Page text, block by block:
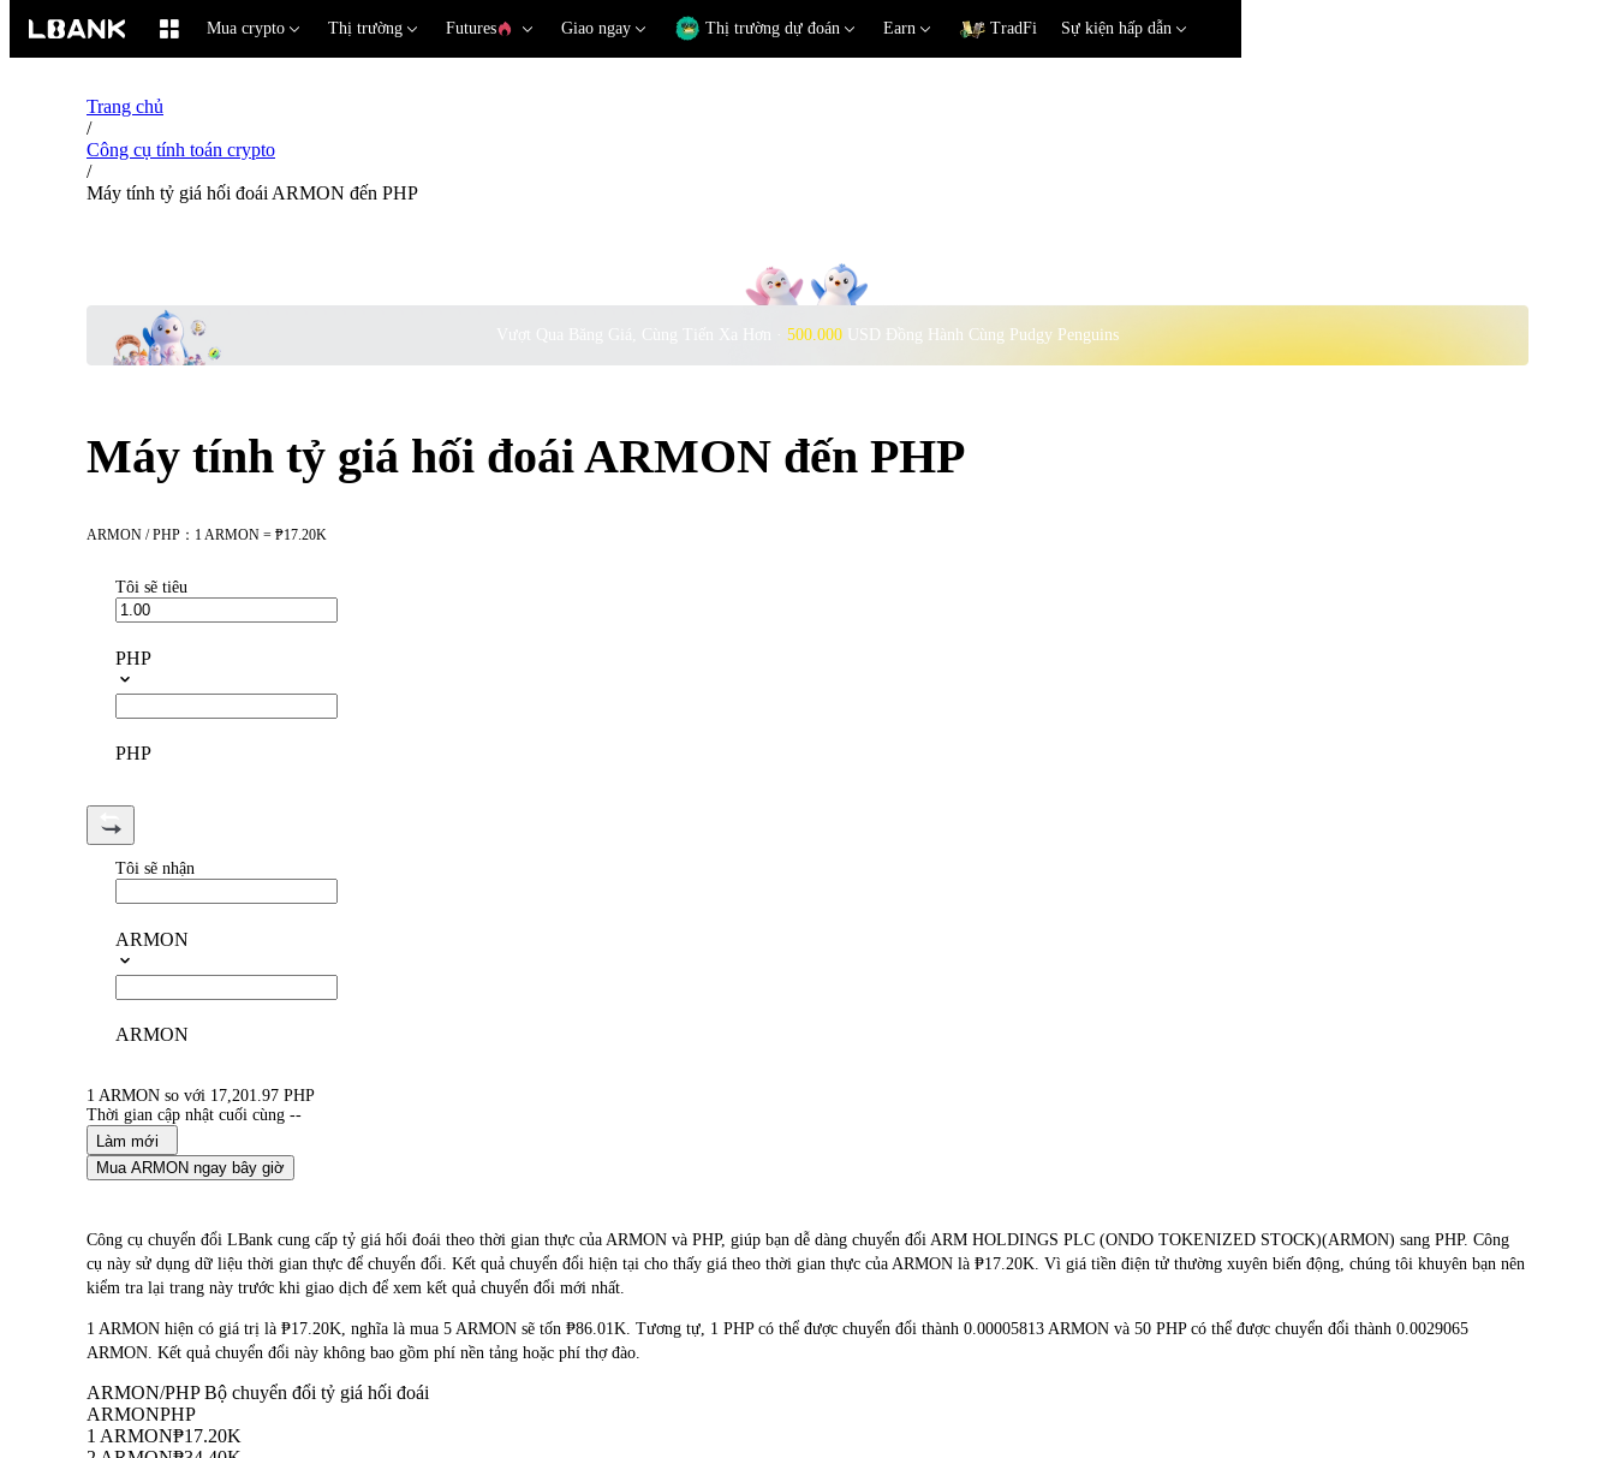
Mua crypto Thị trường Futures Giao ngay Thị trường dự đoán Earn TradFi Sự kiện hấp dẫn
Trang chủ
/
Công cụ tính toán crypto
/
Máy tính tỷ giá hối đoái ARMON đến PHP
Vượt Qua Băng Giá, Cùng Tiến Xa Hơn · 500.000 USD Đồng Hành Cùng Pudgy Penguins
Máy tính tỷ giá hối đoái ARMON đến PHP
ARMON / PHP：1 ARMON = ₱17.20K
Tôi sẽ tiêu
PHP
PHP
Tôi sẽ nhận
ARMON
ARMON
1 ARMON so với 17,201.97 PHP
Thời gian cập nhật cuối cùng --
Làm mới
Mua ARMON ngay bây giờ
Công cụ chuyển đổi LBank cung cấp tỷ giá hối đoái theo thời gian thực của ARMON và PHP, giúp bạn dễ dàng chuyển đổi ARM HOLDINGS PLC (ONDO TOKENIZED STOCK)(ARMON) sang PHP. Công
cụ này sử dụng dữ liệu thời gian thực để chuyển đổi. Kết quả chuyển đổi hiện tại cho thấy giá theo thời gian thực của ARMON là ₱17.20K. Vì giá tiền điện tử thường xuyên biến động, chúng tôi khuyên bạn nên
kiểm tra lại trang này trước khi giao dịch để xem kết quả chuyển đổi mới nhất.
1 ARMON hiện có giá trị là ₱17.20K, nghĩa là mua 5 ARMON sẽ tốn ₱86.01K. Tương tự, 1 PHP có thể được chuyển đổi thành 0.00005813 ARMON và 50 PHP có thể được chuyển đổi thành 0.0029065
ARMON. Kết quả chuyển đổi này không bao gồm phí nền tảng hoặc phí thợ đào.
ARMON/PHP Bộ chuyển đổi tỷ giá hối đoái
ARMONPHP
1 ARMON₱17.20K